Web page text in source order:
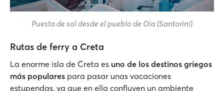
Puesta de sol desde el pueblo de Oia (Santorini)
Rutas de ferry a Creta
La enorme isla de Creta es uno de los destinos griegos
más populares para pasar unas vacaciones
estupendas, ya que en ella confluyen un ambiente